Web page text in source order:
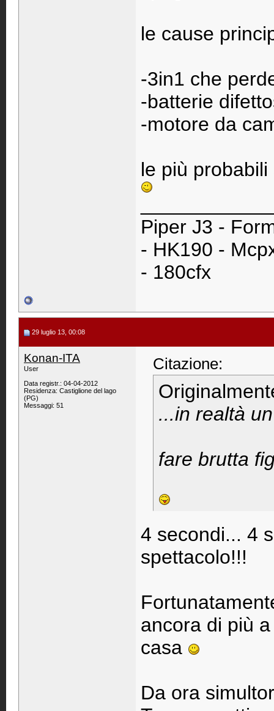
le cause
-3in1 che
-batterie
-motore da
le più
Piper J3 -
- HK190 -
- 180cfx
29 luglio 13, 00:08
Konan-ITA
User
Data registr.: 04-04-2012
Residenza: Castiglione del lago
(PG)
Messaggi: 51
Citazione:
...in realtà
fare brutta
4 secondi... 4
spettacolo!!!
ancora di più
casa
Da ora